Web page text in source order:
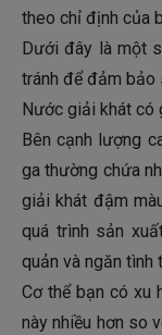
theo chỉ định của
Dưới đây là một
tránh để đảm bảo
Nước giải khát có
Bên cạnh lượng
ga thường chứa
giải khát đậm
quá trình sản
quản và ngăn tình
Cơ thể bạn có xu
này nhiều hơn so